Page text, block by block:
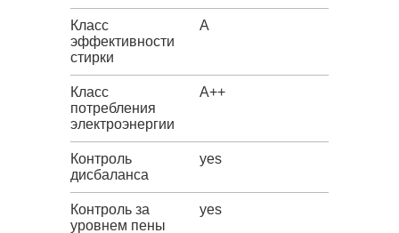
Класс
эффективности
стирки
A
Класс
потребления
электроэнергии
A++
Контроль
дисбаланса
yes
Контроль за
уровнем пены
yes